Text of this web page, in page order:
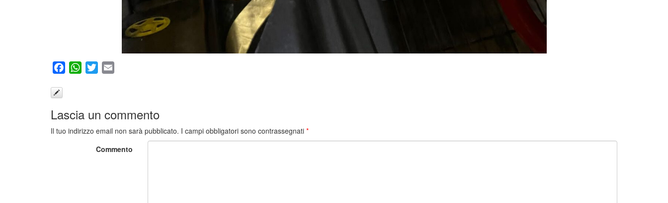
FacebookWhatsApp
Twitter
Lascia un commento
Il tuo indirizzo email non sarà pubblicato. I campi obbligatori sono contrassegnati *
Commento